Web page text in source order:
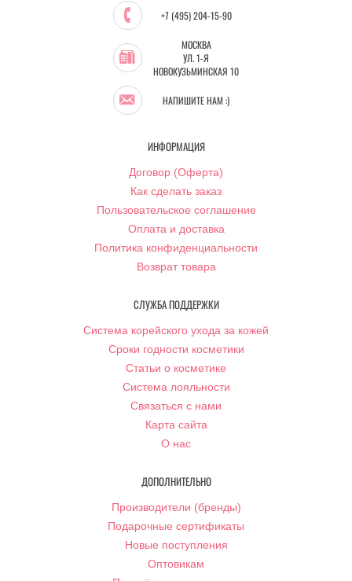
+7 (495) 204-15-90
МОСКВА
УЛ. 1-Я
НОВОКУЗЬМИНСКАЯ 10
НАПИШИТЕ НАМ :)
ИНФОРМАЦИЯ
Договор (Оферта)
Как сделать заказ
Пользовательское соглашение
Оплата и доставка
Политика конфиденциальности
Возврат товара
СЛУЖБА ПОДДЕРЖКИ
Система корейского ухода за кожей
Сроки годности косметики
Статьи о косметике
Система лояльности
Связаться с нами
Карта сайта
О нас
ДОПОЛНИТЕЛЬНО
Производители (бренды)
Подарочные сертификаты
Новые поступления
Оптовикам